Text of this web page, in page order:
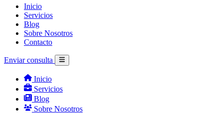
Inicio
Servicios
Blog
Sobre Nosotros
Contacto
Enviar consulta
Inicio
Servicios
Blog
Sobre Nosotros